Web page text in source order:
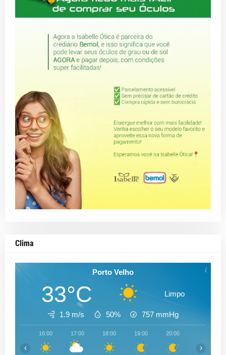
Clima
Porto Velho
33°C Limpo
1.9 m/s 50% 757 mmHg
16:00 17:00 18:00 19:00 20:00
‹ ›